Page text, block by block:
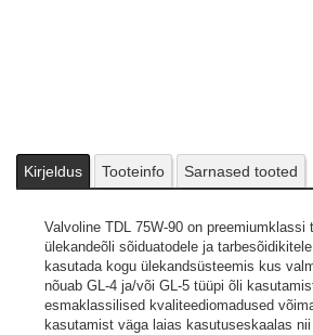
Kirjeldus Tooteinfo Sarnased tooted
Valvoline TDL 75W-90 on preemiumklassi
ülekandeõli sõiduatodele ja
kasutada kogu ülekandsüsteemis kus
nõuab GL-4 ja/või GL-5 tüüpi õli
esmaklassilised kvaliteediomadused
kasutamist väga laias kasutuseskaalas